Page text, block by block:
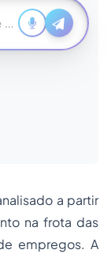
a partir
na frota das
empregos. A